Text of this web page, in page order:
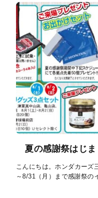
夏の感謝祭はじま
こんにちは。ホンダカーズ
～8/31（月）まで感謝祭